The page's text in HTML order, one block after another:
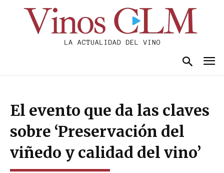
El evento que da las claves
sobre ‘Preservación del
viñedo y calidad del vino’